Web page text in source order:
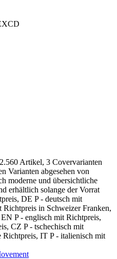
Artikel, 3 Covervarianten
Varianten abgesehen von
moderne und übersichtliche
erhältlich solange der Vorrat
DE P - deutsch mit
in Schweizer Franken,
P - englisch mit Richtpreis,
CZ P - tschechisch mit
IT P - italienisch mit